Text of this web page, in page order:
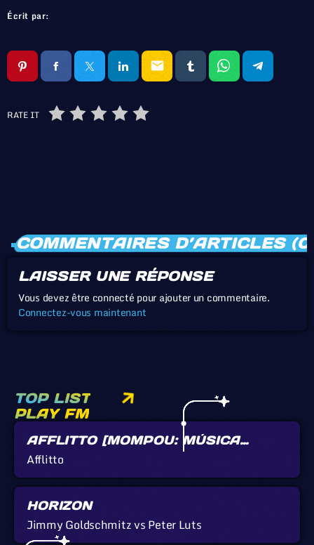
Écrit par:
email
RATE IT
COMMENTAIRES D’ARTICLES
LAISSER UNE RÉPONSE
Vous devez être connecté pour ajouter un commentaire.
Connectez-vous maintenant
TOP LIST
PLAY FM
AFFLITTO [MOMPOU: MÚSICA
CALLADA]
Afflitto
HORIZON
Jimmy Goldschmitz vs Peter Luts